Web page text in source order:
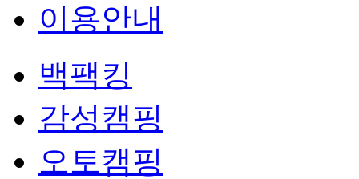
이용안내
백팩킹
감성캠핑
오토캠핑